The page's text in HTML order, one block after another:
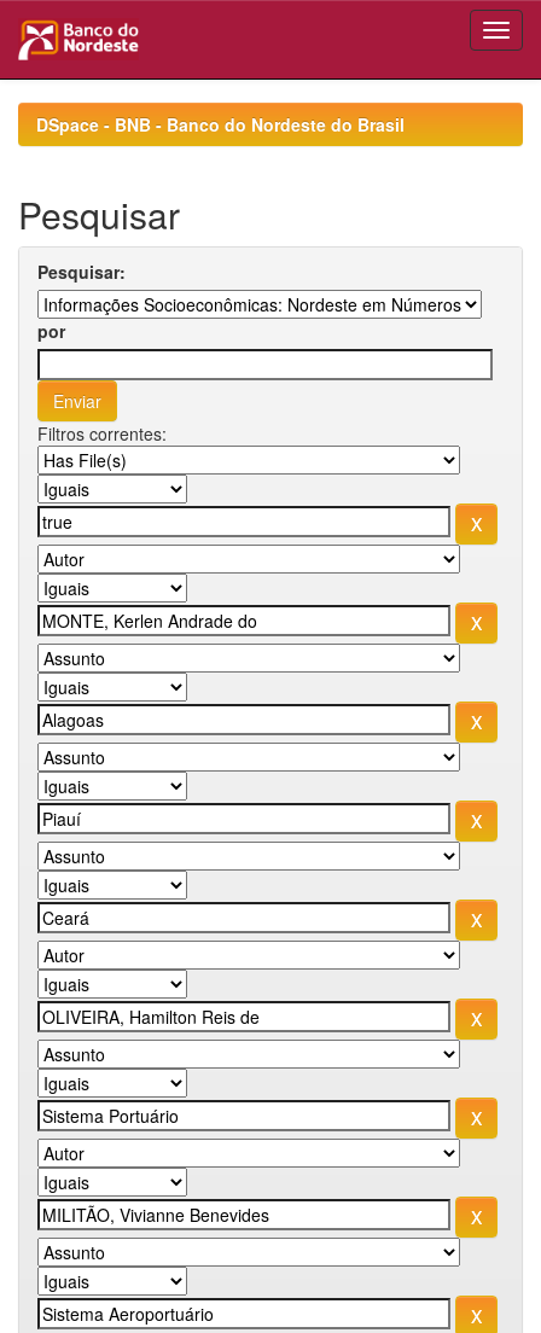
navigationDSpace - BNB - Banco do Nordeste do Brasil
Pesquisar
Pesquisar:
por
Filtros correntes: